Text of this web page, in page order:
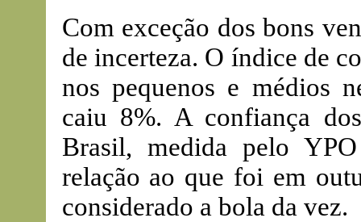
Com exceção dos bons
de incerteza. O índice de
nos pequenos e médios
caiu 8%. A confiança
Brasil, medida pelo
relação ao que foi em
considerado a bola da vez.